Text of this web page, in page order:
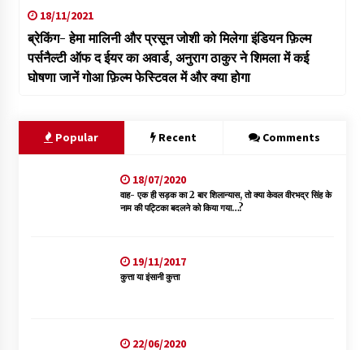
18/11/2021
ब्रेकिंग- हेमा मालिनी और प्रसून जोशी को मिलेगा इंडियन फ़िल्म
पर्सनैल्टी ऑफ द ईयर का अवार्ड, अनुराग ठाकुर ने शिमला में कई
घोषणा जानें गोआ फ़िल्म फेस्टिवल में और क्या होगा
Popular Recent Comments
18/07/2020
वाह- एक ही सड़क का 2 बार शिलान्यास, तो क्या केवल वीरभद्र सिंह के
नाम की पट्टिका बदलने को किया गया…?
19/11/2017
कुत्ता या इंसानी कुत्ता
22/06/2020